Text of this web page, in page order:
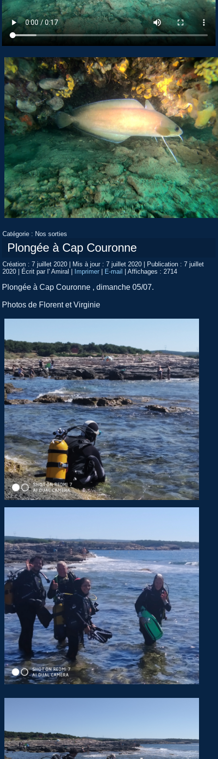
Catégorie : Nos sorties
Plongée à Cap Couronne
Création : 7 juillet 2020 | Mis à jour : 7 juillet 2020 | Publication : 7 juillet
2020 | Écrit par l' Amiral | Imprimer | E-mail |Affichages : 2714
Plongée à Cap Couronne , dimanche 05/07.
Photos de Florent et Virginie